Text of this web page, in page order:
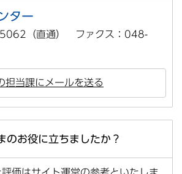
ター
（直通） ファクス：048-
担当課にメールを送る
のお役に立ちましたか？